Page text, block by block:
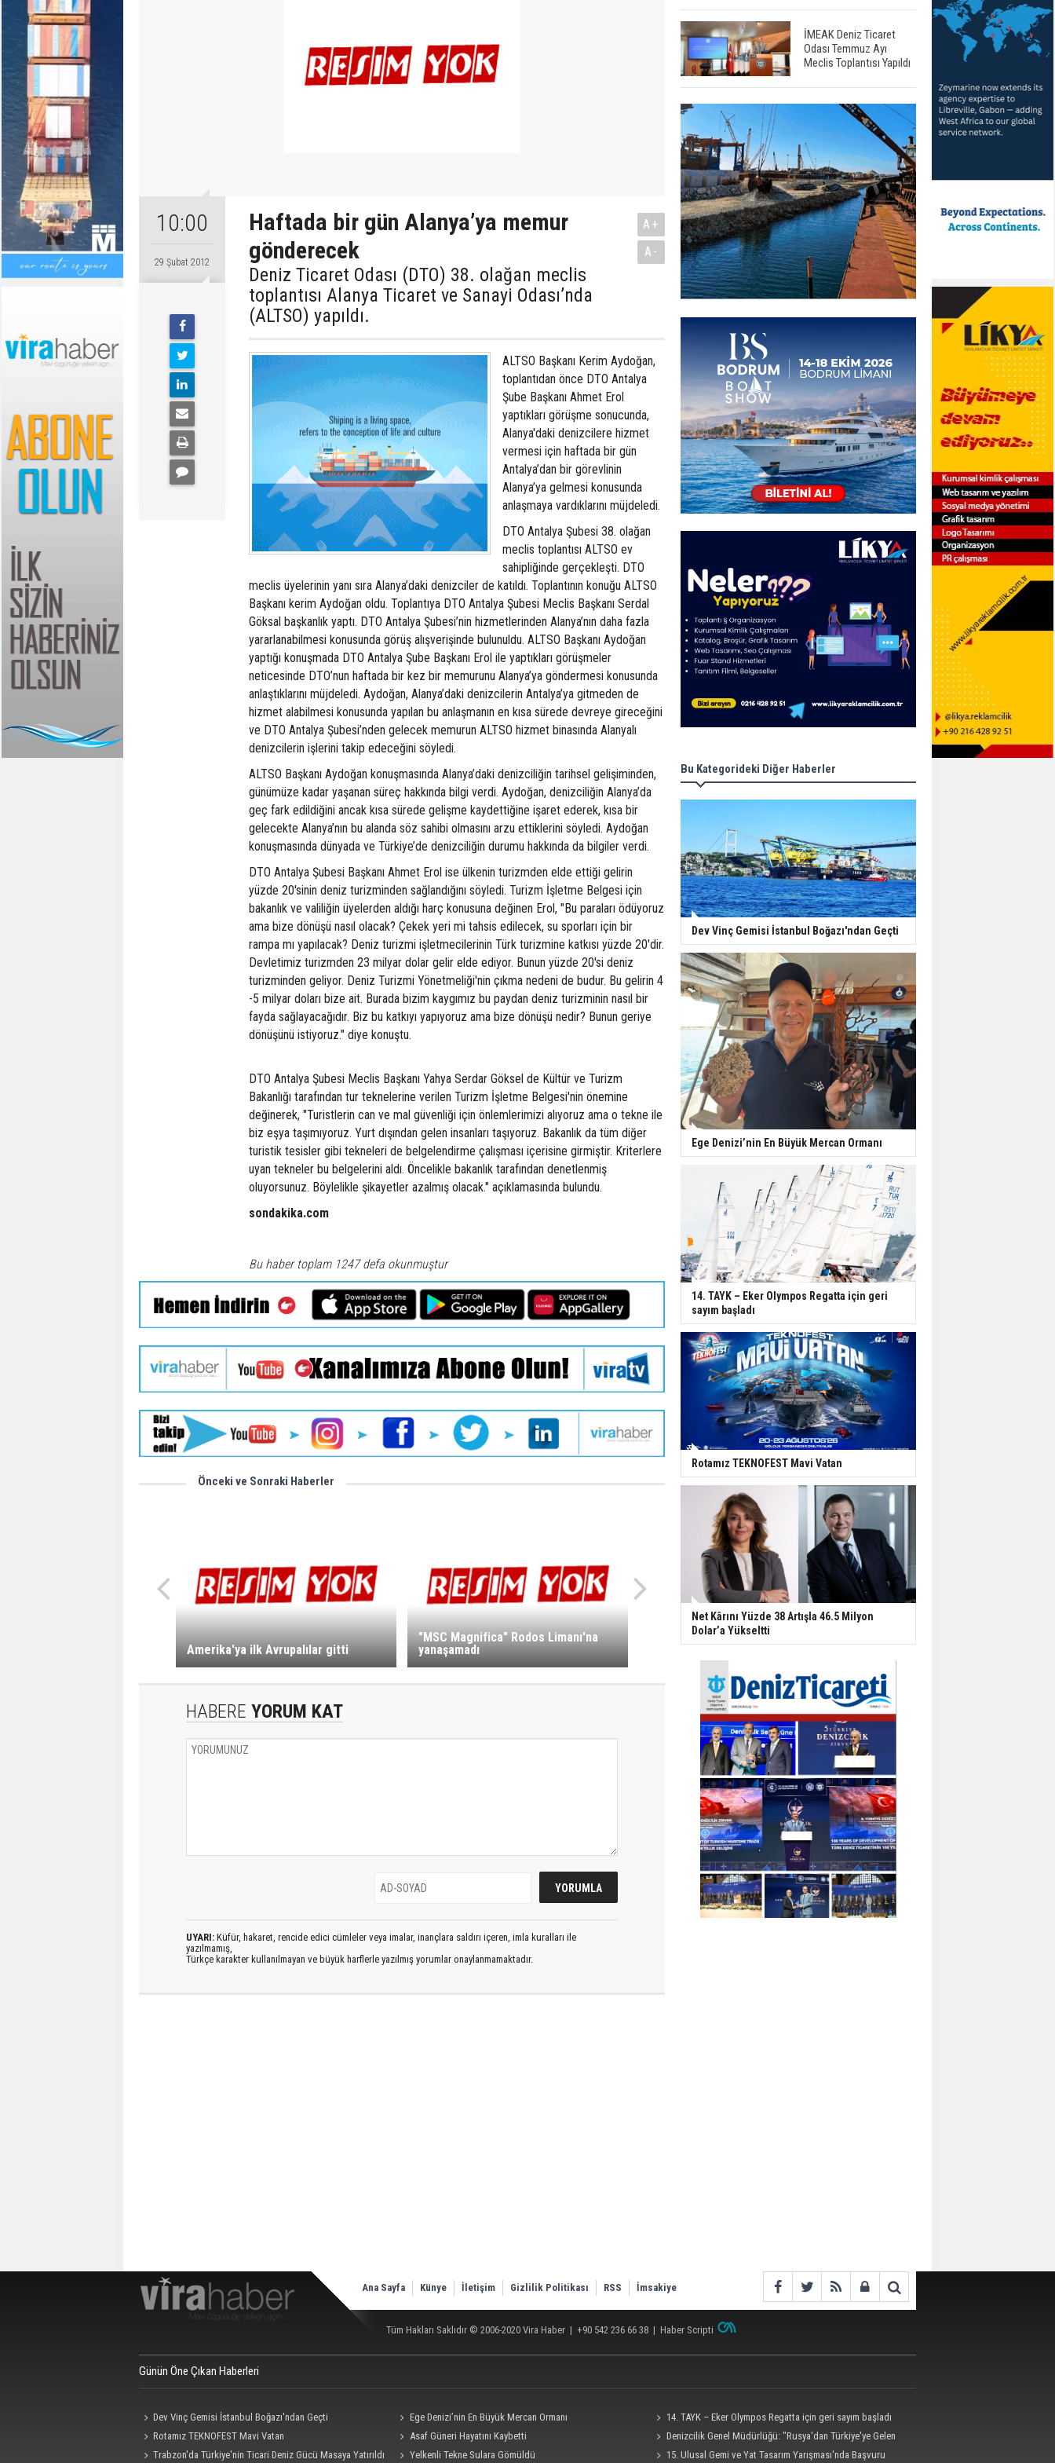
10:00
29 Şubat 2012
Haftada bir gün Alanya’ya memur
gönderecek
Deniz Ticaret Odası (DTO) 38. olağan meclis
toplantısı Alanya Ticaret ve Sanayi Odası’nda
(ALTSO) yapıldı.
A+
A-
ALTSO Başkanı Kerim Aydoğan,
toplantıdan önce DTO Antalya
Şube Başkanı Ahmet Erol
yaptıkları görüşme sonucunda,
Alanya'daki denizcilere hizmet
vermesi için haftada bir gün
Antalya’dan bir görevlinin
Alanya’ya gelmesi konusunda
anlaşmaya vardıklarını müjdeledi.
DTO Antalya Şubesi 38. olağan
meclis toplantısı ALTSO ev
sahipliğinde gerçekleşti. DTO
meclis üyelerinin yanı sıra Alanya’daki denizciler de katıldı. Toplantının konuğu ALTSO
Başkanı kerim Aydoğan oldu. Toplantıya DTO Antalya Şubesi Meclis Başkanı Serdal
Göksal başkanlık yaptı. DTO Antalya Şubesi’nin hizmetlerinden Alanya’nın daha fazla
yararlanabilmesi konusunda görüş alışverişinde bulunuldu. ALTSO Başkanı Aydoğan
yaptığı konuşmada DTO Antalya Şube Başkanı Erol ile yaptıkları görüşmeler
neticesinde DTO’nun haftada bir kez bir memurunu Alanya’ya göndermesi konusunda
anlaştıklarını müjdeledi. Aydoğan, Alanya’daki denizcilerin Antalya’ya gitmeden de
hizmet alabilmesi konusunda yapılan bu anlaşmanın en kısa sürede devreye gireceğini
ve DTO Antalya Şubesi’nden gelecek memurun ALTSO hizmet binasında Alanyalı
denizcilerin işlerini takip edeceğini söyledi.
ALTSO Başkanı Aydoğan konuşmasında Alanya’daki denizciliğin tarihsel gelişiminden,
günümüze kadar yaşanan süreç hakkında bilgi verdi. Aydoğan, denizciliğin Alanya’da
geç fark edildiğini ancak kısa sürede gelişme kaydettiğine işaret ederek, kısa bir
gelecekte Alanya’nın bu alanda söz sahibi olmasını arzu ettiklerini söyledi. Aydoğan
konuşmasında dünyada ve Türkiye’de denizciliğin durumu hakkında da bilgiler verdi.
DTO Antalya Şubesi Başkanı Ahmet Erol ise ülkenin turizmden elde ettiği gelirin
yüzde 20'sinin deniz turizminden sağlandığını söyledi. Turizm İşletme Belgesi için
bakanlık ve valiliğin üyelerden aldığı harç konusuna değinen Erol, "Bu paraları ödüyoruz
ama bize dönüşü nasıl olacak? Çekek yeri mi tahsis edilecek, su sporları için bir
rampa mı yapılacak? Deniz turizmi işletmecilerinin Türk turizmine katkısı yüzde 20'dir.
Devletimiz turizmden 23 milyar dolar gelir elde ediyor. Bunun yüzde 20'si deniz
turizminden geliyor. Deniz Turizmi Yönetmeliği'nin çıkma nedeni de budur. Bu gelirin 4
-5 milyar doları bize ait. Burada bizim kaygımız bu paydan deniz turizminin nasıl bir
fayda sağlayacağıdır. Biz bu katkıyı yapıyoruz ama bize dönüşü nedir? Bunun geriye
dönüşünü istiyoruz." diye konuştu.
DTO Antalya Şubesi Meclis Başkanı Yahya Serdar Göksel de Kültür ve Turizm
Bakanlığı tarafından tur teknelerine verilen Turizm İşletme Belgesi'nin önemine
değinerek, "Turistlerin can ve mal güvenliği için önlemlerimizi alıyoruz ama o tekne ile
biz eşya taşımıyoruz. Yurt dışından gelen insanları taşıyoruz. Bakanlık da tüm diğer
turistik tesisler gibi tekneleri de belgelendirme çalışması içerisine girmiştir. Kriterlere
uyan tekneler bu belgelerini aldı. Öncelikle bakanlık tarafından denetlenmiş
oluyorsunuz. Böylelikle şikayetler azalmış olacak." açıklamasında bulundu.
sondakika.com
Bu haber toplam 1247 defa okunmuştur
Önceki ve Sonraki Haberler
Amerika'ya ilk Avrupalılar gitti
"MSC Magnifica" Rodos Limanı'na
yanaşamadı
HABERE YORUM KAT
UYARI: Küfür, hakaret, rencide edici cümleler veya imalar, inançlara saldırı içeren, imla kuralları ile
yazılmamış,
Türkçe karakter kullanılmayan ve büyük harflerle yazılmış yorumlar onaylanmamaktadır.
İMEAK Deniz Ticaret
Odası Temmuz Ayı
Meclis Toplantısı Yapıldı
Bu Kategorideki Diğer Haberler
Dev Vinç Gemisi İstanbul Boğazı'ndan Geçti
Ege Denizi’nin En Büyük Mercan Ormanı
14. TAYK – Eker Olympos Regatta için geri
sayım başladı
Rotamız TEKNOFEST Mavi Vatan
Net Kârını Yüzde 38 Artışla 46.5 Milyon
Dolar’a Yükseltti
Ana Sayfa Künye İletişim Gizlilik Politikası RSS İmsakiye
Tüm Hakları Saklıdır © 2006-2020 Vira Haber | +90 542 236 66 38 | Haber Scripti
Günün Öne Çıkan Haberleri
Dev Vinç Gemisi İstanbul Boğazı'ndan Geçti Ege Denizi’nin En Büyük Mercan Ormanı
14. TAYK – Eker Olympos Regatta için geri sayım başladı
Rotamız TEKNOFEST Mavi Vatan
Asaf Güneri Hayatını Kaybetti
Denizcilik Genel Müdürlüğü: "Rusya'dan Türkiye'ye Gelen
Ro-Ro Gemisi Dron Saldırısına Uğradı"
Trabzon'da Türkiye'nin Ticari Deniz Gücü Masaya Yatırıldı Yelkenli Tekne Sulara Gömüldü 15. Ulusal Gemi ve Yat Tasarım Yarışması'nda Başvuru